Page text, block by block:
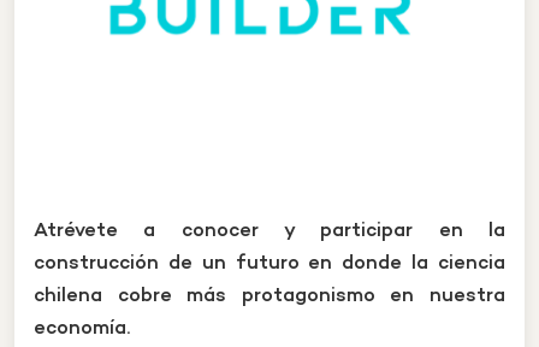
Atrévete a conocer y participar en la
construcción de un futuro en donde la ciencia
chilena cobre más protagonismo en nuestra
economía.